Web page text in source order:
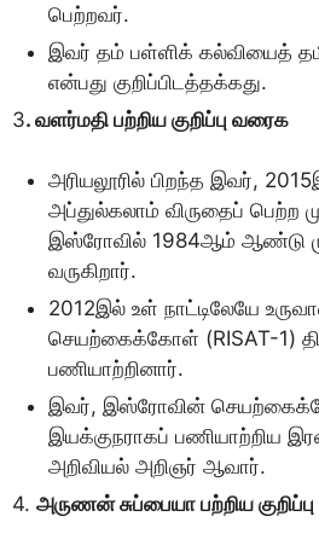
பெற்றவர்.
இவர் தம் பள்ளிக் கல்வியைத்
என்பது குறிப்பிடத்தக்கது.
3. வளர்மதி பற்றிய குறிப்பு வரைக
அரியலூரில் பிறந்த இவர்,
அப்துல்கலாம் விருதைப் பெற்ற
இஸ்ரோவில் 1984ஆம் ஆண்டு
வருகிறார்.
2012இல் உள் நாட்டிலேயே
செயற்கைக்கோள் (RISAT-1)
பணியாற்றினார்.
இவர், இஸ்ரோவின்
இயக்குநராகப் பணியாற்றிய
அறிவியல் அறிஞர் ஆவார்.
4. அருணன் சுப்பையா பற்றிய